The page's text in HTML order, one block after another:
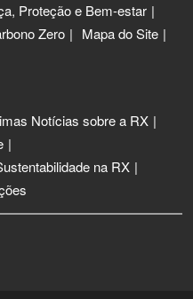
Proteção e Bem-estar
Zero
Mapa do Site
Notícias sobre a RX
na RX